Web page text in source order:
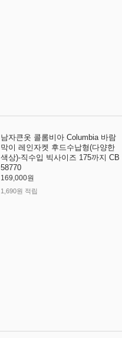
남자큰옷 콜롬비아 Columbia 바람
막이 레인자켓 후드수납형(다양한
색상)-직수입 빅사이즈 175까지 CB
58770
169,000원
1,690원 적립